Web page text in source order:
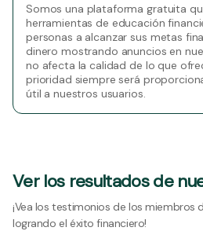
Somos una plataforma gratuita
herramientas de educación
personas a alcanzar sus metas
dinero mostrando anuncios en
no afecta la calidad de lo que
prioridad siempre será
útil a nuestros usuarios.
Ver los resultados de
¡Vea los testimonios de los miembros
logrando el éxito financiero!